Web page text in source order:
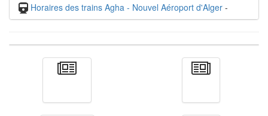
Horaires des trains Agha - Nouvel Aéroport d'Alger -